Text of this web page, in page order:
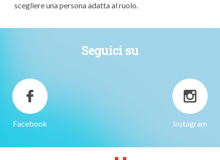
scegliere una persona adatta al ruolo.
Seguici su
Facebook Instagram